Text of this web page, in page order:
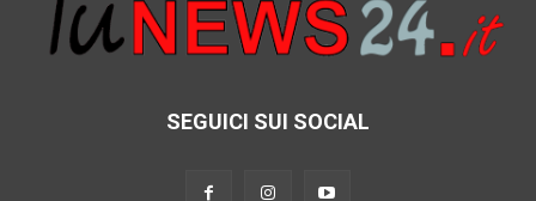
SEGUICI SUI SOCIAL